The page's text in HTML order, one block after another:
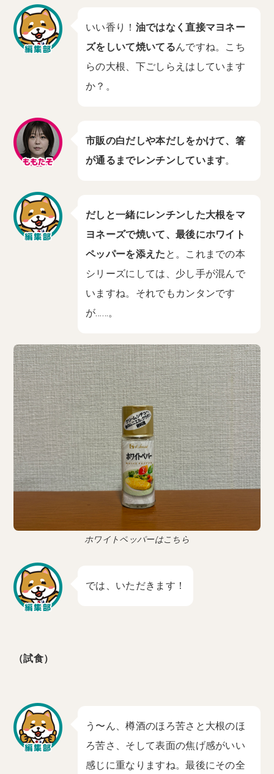
いい香り！ 油ではなく直接マヨネー
ズをしいて焼いてるんですね。こち
らの大根、下ごしらえはしています
か？。
市販の白だしや本だしをかけて、箸
が通るまでレンチンしています。
だしと一緒にレンチンした大根をマ
ヨネーズで焼いて、最後にホワイト
ペッパーを添えた と。これまでの本
シリーズにしては、少し手が混んで
いますね。それでもカンタンです
が……。
ホワイトペッパーはこちら
では、いただきます！
（試食）
う〜ん、樽酒のほろ苦さと大根のほ
ろ苦さ、そして表面の焦げ感がいい
感じに重なりますね。最後にその全